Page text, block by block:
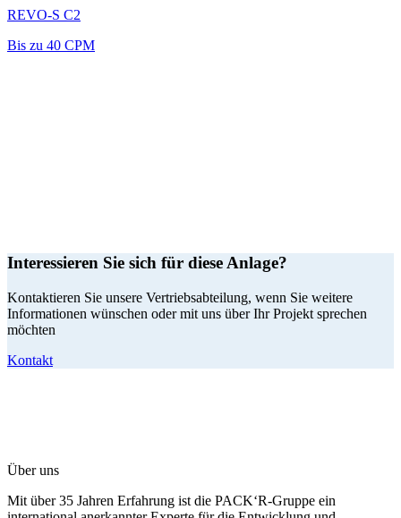
REVO-S C2
Bis zu 40 CPM
Interessieren Sie sich für diese Anlage?
Kontaktieren Sie unsere Vertriebsabteilung, wenn Sie weitere
Informationen wünschen oder mit uns über Ihr Projekt sprechen
möchten
Kontakt
Über uns
Mit über 35 Jahren Erfahrung ist die PACK‘R-Gruppe ein